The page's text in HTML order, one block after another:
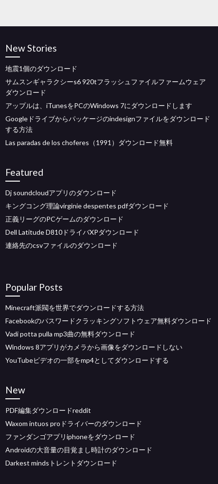
New Stories
地震1個のダウンロード
サムスンギャラクシーs6 920tフラッシュファイルファームウェア
ダウンロード
アップルは、iTunesをPCのWindows 7にダウンロードします
Googleドライブからパッケージのindesignファイルをダウンロード
する方法
Las paradas de los choferes（1991）ダウンロード無料
Featured
Dj soundcloudアプリのダウンロード
キングコング理論virginie despentes pdfダウンロード
正義リーグのPCゲームのダウンロード
Dell Latitude D810ドライバXPダウンロード
連絡先のcsvファイルのダウンロード
Popular Posts
Minecraft派閥を世界でダウンロードする方法
Facebookのパスワードクラッキングソフトウェア無料ダウンロード
Vadi potta pulla mp3曲の無料ダウンロード
Windows 8アプリがカメラから画像をダウンロードしない
YouTubeビデオの一部をmp4としてダウンロードする
New
PDF編集ダウンロードreddit
Waxom intuos proドライバーのダウンロード
ファンダンゴアプリiphoneをダウンロード
Androidの大音量の目覚まし時計のダウンロード
Darkest mindsトレントダウンロード